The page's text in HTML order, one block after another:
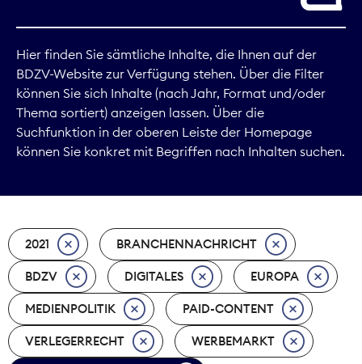
Digitales
Kommunikation
Marktdaten
Nachhaltigkeit
Nachwuchs
Nova Award
Hier finden Sie sämtliche Inhalte, die Ihnen auf der
BDZV-Website zur Verfügung stehen. Über die Filter
können Sie sich Inhalte (nach Jahr, Format und/oder
Thema sortiert) anzeigen lassen. Über die
Suchfunktion in der oberen Leiste der Homepage
können Sie konkret mit Begriffen nach Inhalten suchen.
2021 BRANCHENNACHRICHT
BDZV DIGITALES EUROPA
MEDIENPOLITIK PAID-CONTENT
VERLEGERRECHT WERBEMARKT